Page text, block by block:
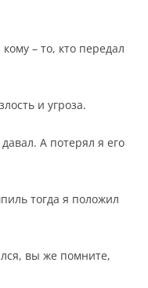
– то, кто передал
и угроза.
А потерял я его
тогда я положил
вы же помните,